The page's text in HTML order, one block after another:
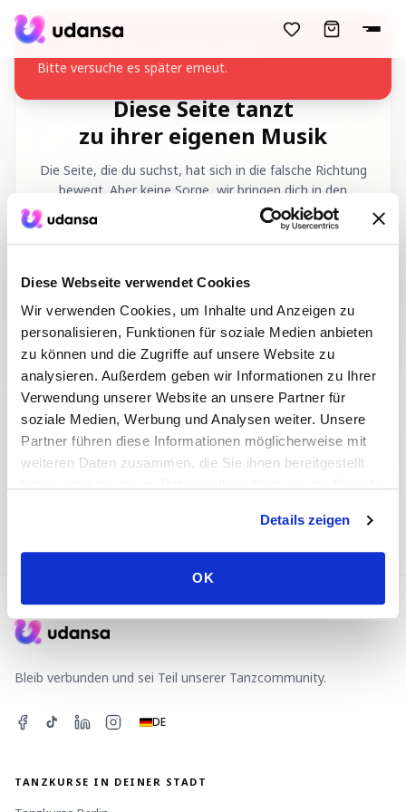
Diese Webseite verwendet Cookies
Wir verwenden Cookies, um Inhalte und Anzeigen zu
personalisieren, Funktionen für soziale Medien anbieten
zu können und die Zugriffe auf unsere Website zu
analysieren. Außerdem geben wir Informationen zu Ihrer
Verwendung unserer Website an unsere Partner für
soziale Medien, Werbung und Analysen weiter. Unsere
Partner führen diese Informationen möglicherweise mit
weiteren Daten zusammen, die Sie ihnen bereitgestellt
Details zeigen
OK
accessibility.skipToMainContent
Kurs konnte nicht geladen werden
Bitte versuche es später erneut.
Diese Seite tanzt
zu ihrer eigenen Musik
Die Seite, die du suchst, hat sich in die falsche Richtung
bewegt. Aber keine Sorge, wir bringen dich in den
richtigen Rhythmus zurück!
Home Tanzkurse
Tanzpartner:in
Bleib verbunden und sei Teil unserer Tanzcommunity.
DE
TANZKURSE IN DEINER STADT